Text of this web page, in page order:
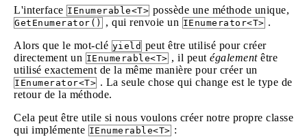
L'interface IEnumerable<T> possède une méthode unique,
GetEnumerator() , qui renvoie un IEnumerator<T> .
Alors que le mot-clé yield peut être utilisé pour créer
directement un IEnumerable<T> , il peut égalementêtre
utilisé exactement de la même manière pour créer un
IEnumerator<T> . La seule chose qui change est le type de
retour de la méthode.
Cela peut être utile si nous voulons créer notre propre classe
qui implémente IEnumerable<T> :